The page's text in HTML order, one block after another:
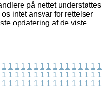
på nettet understøttes
intet ansvar for rettelser
opdatering af de viste
1 1 1 1 1 1 1 1 1 1 1 1 1 1 1 1
1 1 1 1 1 1 1 1 1 1 1 1 1 1 1 1
1 1 1 1 1 1 1 1 1 1 1 1 1 1 1 1